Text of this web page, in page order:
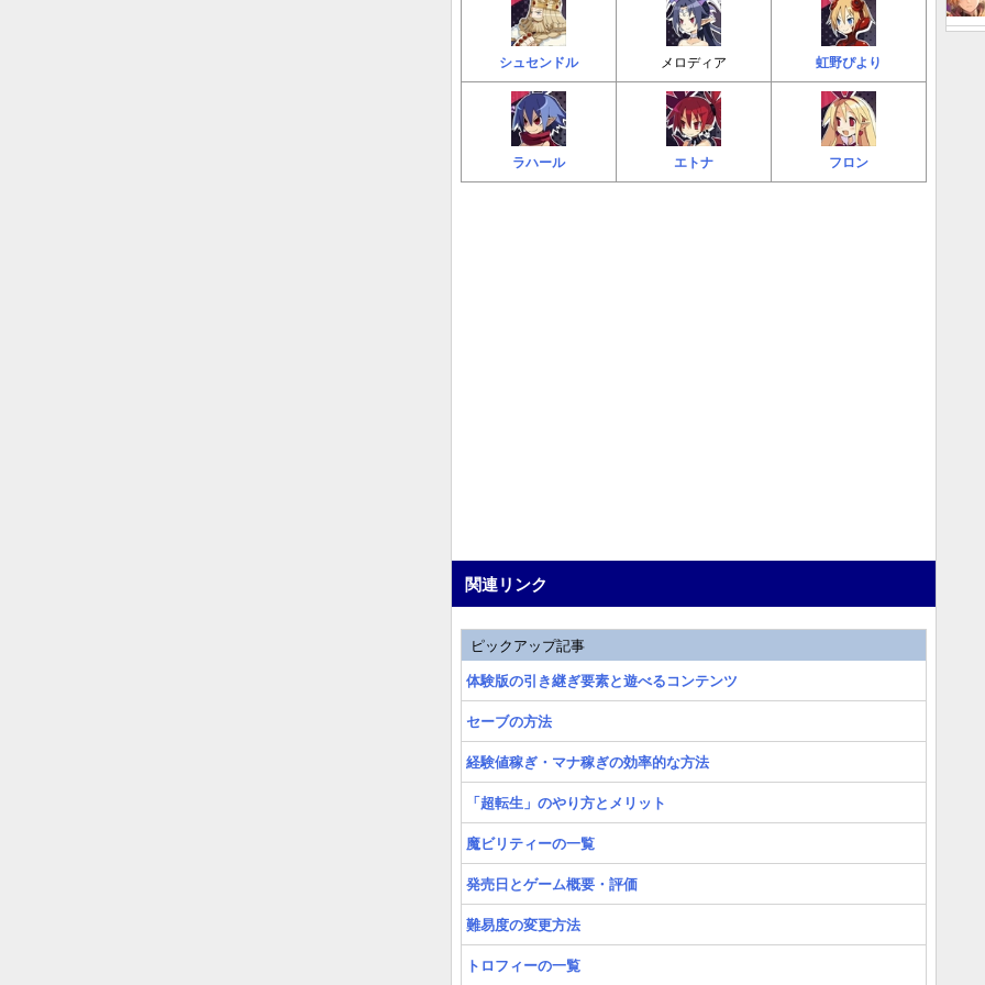
シュセンドル メロディア 虹野ぴより
ラハール エトナ フロン
関連リンク
ピックアップ記事
体験版の引き継ぎ要素と遊べるコンテンツ
セーブの方法
経験値稼ぎ・マナ稼ぎの効率的な方法
「超転生」のやり方とメリット
魔ビリティーの一覧
発売日とゲーム概要・評価
難易度の変更方法
トロフィーの一覧